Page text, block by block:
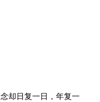
却日复一日，年复一